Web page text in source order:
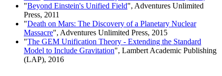
"Beyond Einstein's Unified Field", Adventures Unlimited
Press, 2011
"Death on Mars: The Discovery of a Planetary Nuclear
Massacre", Adventures Unlimited Press, 2015
"The GEM Unification Theory - Extending the Standard
Model to Include Gravitation", Lambert Academic Publishing
(LAP), 2016